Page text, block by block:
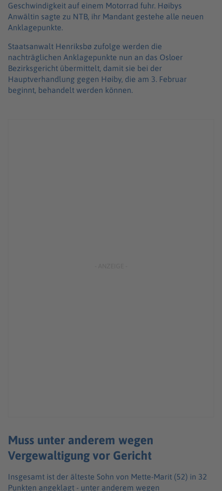
Geschwindigkeit auf einem Motorrad fuhr. Høibys
Anwältin sagte zu NTB, ihr Mandant gestehe alle neuen
Anklagepunkte.
Staatsanwalt Henriksbø zufolge werden die
nachträglichen Anklagepunkte nun an das Osloer
Bezirksgericht übermittelt, damit sie bei der
Hauptverhandlung gegen Høiby, die am 3. Februar
beginnt, behandelt werden können.
Muss unter anderem wegen
Vergewaltigung vor Gericht
Insgesamt ist der älteste Sohn von Mette-Marit (52) in 32
Punkten angeklagt - unter anderem wegen